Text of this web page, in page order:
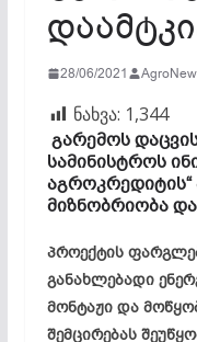
28/06/2021
ნახვა: 1,344
გარემოს
სამინისტროს
მიზნობრიობა
პროექტის
განახლებადი
მონტაჟი და
შემცირებას